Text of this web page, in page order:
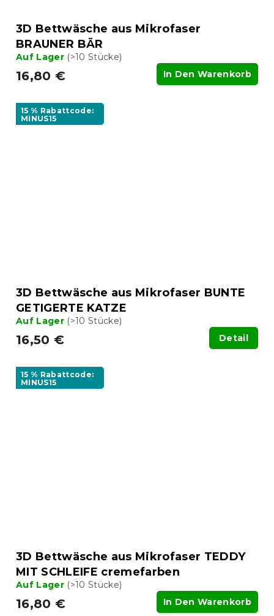
3D Bettwäsche aus Mikrofaser
BRAUNER BÄR
Auf Lager (>10 Stücke)
16,80 € In Den Warenkorb
15 % Rabattcode:
MINUS15
3D Bettwäsche aus Mikrofaser BUNTE
GETIGERTE KATZE
Auf Lager (>10 Stücke)
16,50 € Detail
15 % Rabattcode:
MINUS15
3D Bettwäsche aus Mikrofaser TEDDY
MIT SCHLEIFE cremefarben
Auf Lager (>10 Stücke)
16,80 € In Den Warenkorb